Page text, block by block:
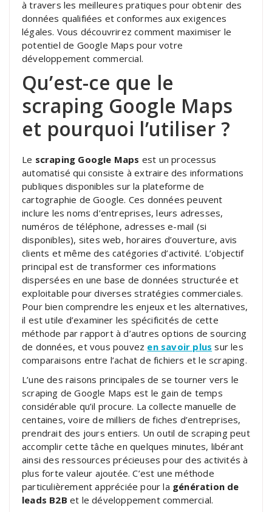
à travers les meilleures pratiques pour obtenir des
données qualifiées et conformes aux exigences
légales. Vous découvrirez comment maximiser le
potentiel de Google Maps pour votre
développement commercial.
Qu’est-ce que le
scraping Google Maps
et pourquoi l’utiliser ?
Le scraping Google Maps est un processus
automatisé qui consiste à extraire des informations
publiques disponibles sur la plateforme de
cartographie de Google. Ces données peuvent
inclure les noms d’entreprises, leurs adresses,
numéros de téléphone, adresses e-mail (si
disponibles), sites web, horaires d’ouverture, avis
clients et même des catégories d’activité. L’objectif
principal est de transformer ces informations
dispersées en une base de données structurée et
exploitable pour diverses stratégies commerciales.
Pour bien comprendre les enjeux et les alternatives,
il est utile d’examiner les spécificités de cette
méthode par rapport à d’autres options de sourcing
de données, et vous pouvez en savoir plus sur les
comparaisons entre l’achat de fichiers et le scraping.
L’une des raisons principales de se tourner vers le
scraping de Google Maps est le gain de temps
considérable qu’il procure. La collecte manuelle de
centaines, voire de milliers de fiches d’entreprises,
prendrait des jours entiers. Un outil de scraping peut
accomplir cette tâche en quelques minutes, libérant
ainsi des ressources précieuses pour des activités à
plus forte valeur ajoutée. C’est une méthode
particulièrement appréciée pour la génération de
leads B2B et le développement commercial.